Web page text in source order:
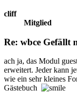
cliff
Mitglied
Re: wbce Gefällt
ach ja, das Modul
erweitert. Jeder kann
wie ein sehr kleines
Gästebuch